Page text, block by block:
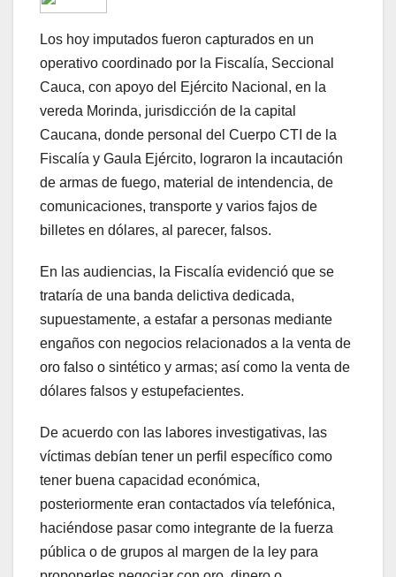
Los hoy imputados fueron capturados en un
operativo coordinado por la Fiscalía, Seccional
Cauca, con apoyo del Ejército Nacional, en la
vereda Morinda, jurisdicción de la capital
Caucana, donde personal del Cuerpo CTI de la
Fiscalía y Gaula Ejército, lograron la incautación
de armas de fuego, material de intendencia, de
comunicaciones, transporte y varios fajos de
billetes en dólares, al parecer, falsos.
En las audiencias, la Fiscalía evidenció que se
trataría de una banda delictiva dedicada,
supuestamente, a estafar a personas mediante
engaños con negocios relacionados a la venta de
oro falso o sintético y armas; así como la venta de
dólares falsos y estupefacientes.
De acuerdo con las labores investigativas, las
víctimas debían tener un perfil específico como
tener buena capacidad económica,
posteriormente eran contactados vía telefónica,
haciéndose pasar como integrante de la fuerza
pública o de grupos al margen de la ley para